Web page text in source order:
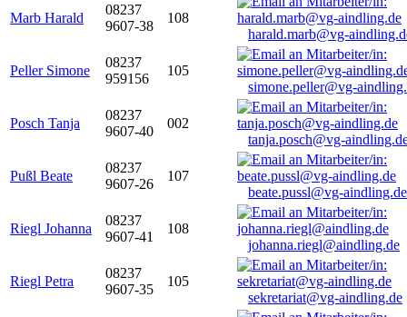
Marb Harald
08237
9607-38
108
harald.marb@vg-
Peller Simone
08237
959156
105
simone.peller@vg-
Posch Tanja
08237
9607-40
002
tanja.posch@vg-
Pußl Beate
08237
9607-26
107
beate.pussl@vg-aindling.de
Riegl Johanna
08237
9607-41
108
johanna.riegl@aindling.de
Riegl Petra
08237
9607-35
105
sekretariat@vg-aindling.de